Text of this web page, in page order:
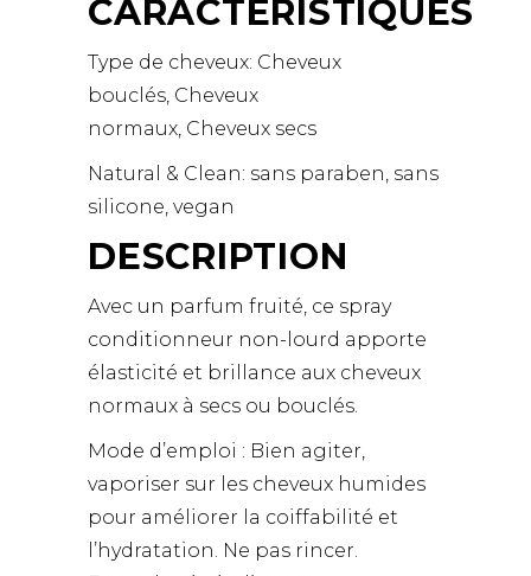
CARACTÉRISTIQUES
Type de cheveux: Cheveux
bouclés, Cheveux
normaux, Cheveux secs
Natural & Clean: sans paraben, sans
silicone, vegan
DESCRIPTION
Avec un parfum fruité, ce spray
conditionneur non-lourd apporte
élasticité et brillance aux cheveux
normaux à secs ou bouclés.
Mode d’emploi : Bien agiter,
vaporiser sur les cheveux humides
pour améliorer la coiffabilité et
l’hydratation. Ne pas rincer.